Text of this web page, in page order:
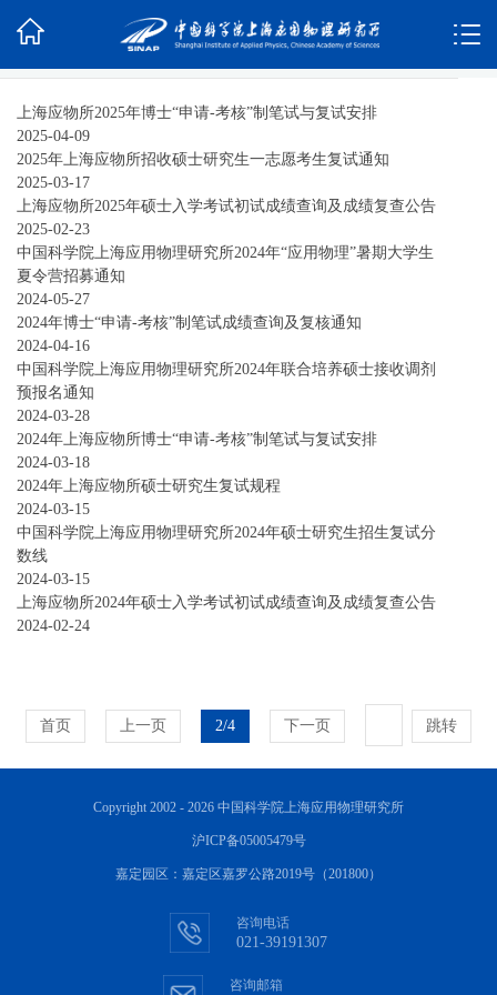
上海应物所2025年博士“申请-考核”制笔试与复试安排
2025-04-09
2025年上海应物所招收硕士研究生一志愿考生复试通知
2025-03-17
上海应物所2025年硕士入学考试初试成绩查询及成绩复查公告
2025-02-23
中国科学院上海应用物理研究所2024年“应用物理”暑期大学生
夏令营招募通知
2024-05-27
2024年博士“申请-考核”制笔试成绩查询及复核通知
2024-04-16
中国科学院上海应用物理研究所2024年联合培养硕士接收调剂
预报名通知
2024-03-28
2024年上海应物所博士“申请-考核”制笔试与复试安排
2024-03-18
2024年上海应物所硕士研究生复试规程
2024-03-15
中国科学院上海应用物理研究所2024年硕士研究生招生复试分
数线
2024-03-15
上海应物所2024年硕士入学考试初试成绩查询及成绩复查公告
2024-02-24
首页 上一页 2/4 下一页 跳转
Copyright 2002 - 2026 中国科学院上海应用物理研究所
沪ICP备05005479号
嘉定园区：嘉定区嘉罗公路2019号（201800）
咨询电话
021-39191307
咨询邮箱